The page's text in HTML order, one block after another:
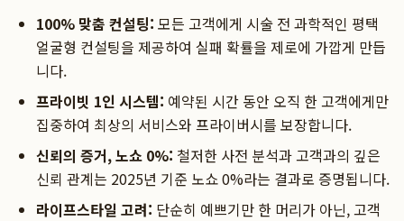
100% 맞춤 컨설팅: 모든 고객에게 시술 전 과학적인 평택
얼굴형 컨설팅을 제공하여 실패 확률을 제로에 가깝게 만듭
니다.
프라이빗 1인 시스템: 예약된 시간 동안 오직 한 고객에게만
집중하여 최상의 서비스와 프라이버시를 보장합니다.
신뢰의 증거, 노쇼 0%: 철저한 사전 분석과 고객과의 깊은
신뢰 관계는 2025년 기준 노쇼 0%라는 결과로 증명됩니다.
라이프스타일 고려: 단순히 예쁘기만 한 머리가 아닌, 고객